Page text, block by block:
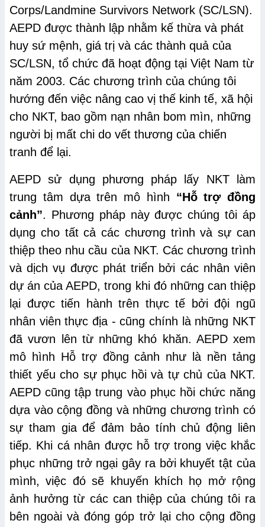
Corps/Landmine Survivors Network (SC/LSN).
AEPD được thành lập nhằm kế thừa và phát
huy sứ mệnh, giá trị và các thành quả của
SC/LSN, tổ chức đã hoạt động tại Việt Nam từ
năm 2003. Các chương trình của chúng tôi
hướng đến việc nâng cao vị thế kinh tế, xã hội
cho NKT, bao gồm nạn nhân bom mìn, những
người bị mất chi do vết thương của chiến
tranh để lại.
AEPD sử dụng phương pháp lấy NKT làm
trung tâm dựa trên mô hình “Hỗ trợ đồng
cảnh”. Phương pháp này được chúng tôi áp
dụng cho tất cả các chương trình và sự can
thiệp theo nhu cầu của NKT. Các chương trình
và dịch vụ được phát triển bởi các nhân viên
dự án của AEPD, trong khi đó những can thiệp
lại được tiến hành trên thực tế bởi đội ngũ
nhân viên thực địa - cũng chính là những NKT
đã vươn lên từ những khó khăn. AEPD xem
mô hình Hỗ trợ đồng cảnh như là nền tảng
thiết yếu cho sự phục hồi và tự chủ của NKT.
AEPD cũng tập trung vào phục hồi chức năng
dựa vào cộng đồng và những chương trình có
sự tham gia để đảm bảo tính chủ động liên
tiếp. Khi cá nhân được hỗ trợ trong việc khắc
phục những trở ngại gây ra bởi khuyết tật của
mình, việc đó sẽ khuyến khích họ mở rộng
ảnh hưởng từ các can thiệp của chúng tôi ra
bên ngoài và đóng góp trở lại cho cộng đồng